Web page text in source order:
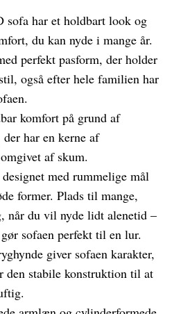
har et holdbart look og
du kan nyde i mange år.
perfekt pasform, der holder
også efter hele familien har
komfort på grund af
der har en kerne af
af skum.
med rummelige mål
former. Plads til mange,
når du vil nyde lidt alenetid –
sofaen perfekt til en lur.
giver sofaen karakter,
den stabile konstruktion til at